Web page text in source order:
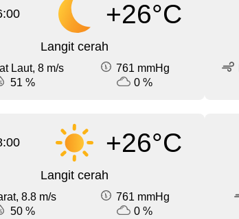
+26°C
Langit cerah
Laut, 8 m/s
761 mmHg
51 %
0 %
+26°C
Langit cerah
8.8 m/s
761 mmHg
50 %
0 %